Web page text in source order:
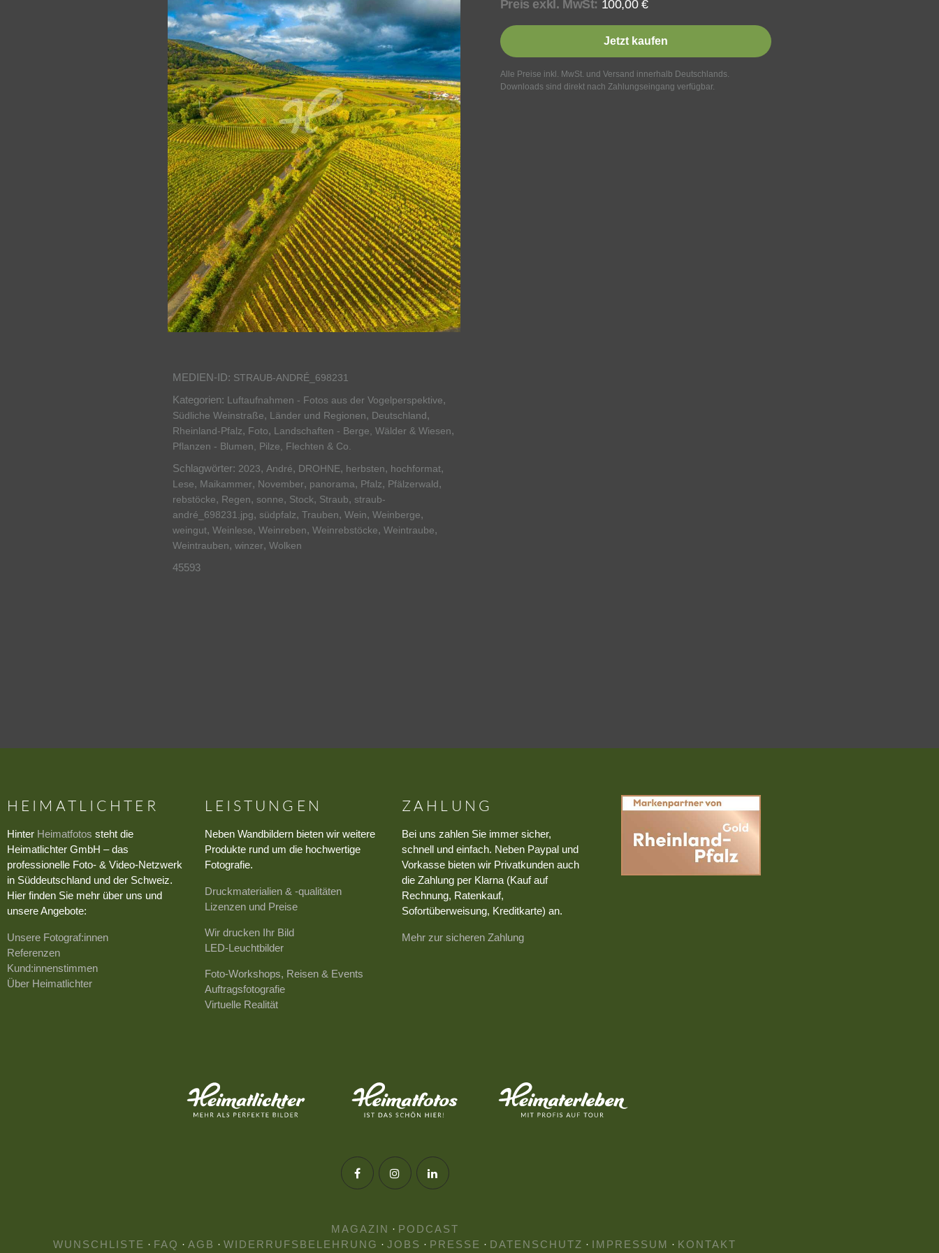
MEDIEN-ID: STRAUB-ANDRÉ_698231
Kategorien: Luftaufnahmen - Fotos aus der Vogelperspektive,
Südliche Weinstraße, Länder und Regionen, Deutschland,
Rheinland-Pfalz, Foto, Landschaften - Berge, Wälder & Wiesen,
Pflanzen - Blumen, Pilze, Flechten & Co.
Schlagwörter: 2023, André, DROHNE, herbsten, hochformat,
Lese, Maikammer, November, panorama, Pfalz, Pfälzerwald,
rebstöcke, Regen, sonne, Stock, Straub, straub-
andré_698231.jpg, südpfalz, Trauben, Wein, Weinberge,
weingut, Weinlese, Weinreben, Weinrebstöcke, Weintraube,
Weintrauben, winzer, Wolken
45593
Preis exkl. MwSt: 100,00 €
Jetzt kaufen
Alle Preise inkl. MwSt. und Versand innerhalb Deutschlands.
Downloads sind direkt nach Zahlungseingang verfügbar.
HEIMATLICHTER
Hinter Heimatfotos steht die
Heimatlichter GmbH – das
professionelle Foto- & Video-Netzwerk
in Süddeutschland und der Schweiz.
Hier finden Sie mehr über uns und
unsere Angebote:
Unsere Fotograf:innen
Referenzen
Kund:innenstimmen
Über Heimatlichter
LEISTUNGEN
Neben Wandbildern bieten wir weitere
Produkte rund um die hochwertige
Fotografie.
Druckmaterialien & -qualitäten
Lizenzen und Preise
Wir drucken Ihr Bild
LED-Leuchtbilder
Foto-Workshops, Reisen & Events
Auftragsfotografie
Virtuelle Realität
ZAHLUNG
Bei uns zahlen Sie immer sicher,
schnell und einfach. Neben Paypal und
Vorkasse bieten wir Privatkunden auch
die Zahlung per Klarna (Kauf auf
Rechnung, Ratenkauf,
Sofortüberweisung, Kreditkarte) an.
Mehr zur sicheren Zahlung
MAGAZIN · PODCAST
WUNSCHLISTE · FAQ · AGB · WIDERRUFSBELEHRUNG · JOBS · PRESSE · DATENSCHUTZ · IMPRESSUM · KONTAKT